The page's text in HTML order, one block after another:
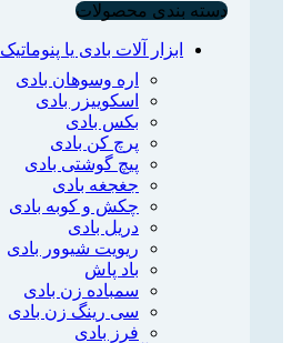
دسته بندی محصولات
ابزار آلات بادی یا پنوماتیک
اره وسوهان بادی
اسکوییزر بادی
بکس بادی
پرچ کن بادی
پیچ گوشتی بادی
جغجغه بادی
چکش و کوبه بادی
دریل بادی
ریویت شیوور بادی
باد پاش
سمباده زن بادی
سی رینگ زن بادی
فرز بادی